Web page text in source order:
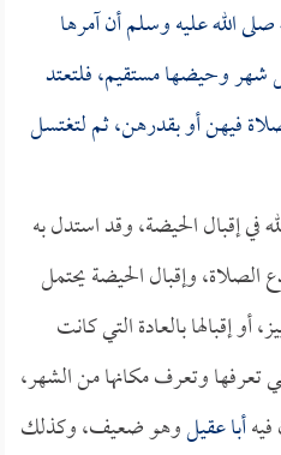
الله عليه وسلم أن آمرها
وحيضها مستقيم، فلتعتد
فيهن أو بقدرهن، ثم لتغتسل
في إقبال الحيضة، وقد استدل به
الصلاة، وإقبال الحيضة يحتمل
أو إقبالها بالعادة التي كانت
تعرفها وتعرف مكانها من الشهر،
أبا عقيلوهو ضعيف، وكذلك